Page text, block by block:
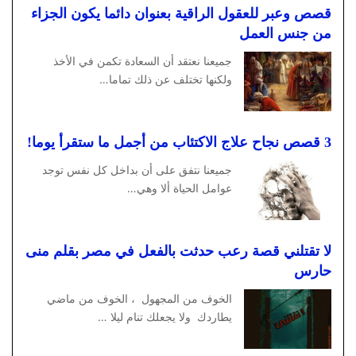
قصص وعبر للعقول الراقية بعنوان دائما يكون الجزاء
من جنس العمل
جميعنا نعتقد أن السعادة تكمن في الأخذ
ولكنها تختلف عن ذلك تماما…
3 قصص نجاح علاج الاكتئاب من أجمل ما ستقرأ يوما!
جميعنا نتفق على أن بداخل كل نفس توجد
عوامل الحياة ألا وهي…
لا تقتلني قصة رعب حدثت بالفعل في مصر بقلم منى
حارس
الخوف من المجهول ، الخوف من ماضي
يطاردك ولا يجعلك تنام ليلا …